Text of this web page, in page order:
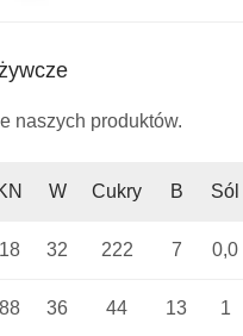
naszych produktów.
W Cukry B Sól
18 32 222 7 0,0
88 36 44 13 1